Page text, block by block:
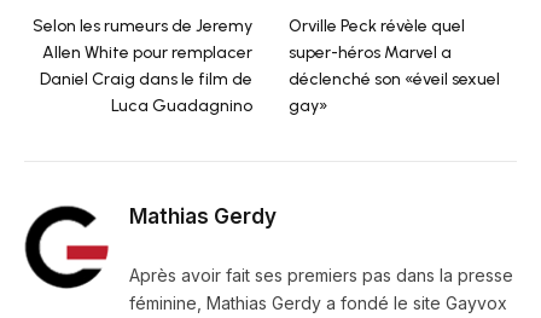
Selon les rumeurs de Jeremy
Allen White pour remplacer
Daniel Craig dans le film de
Luca Guadagnino
Orville Peck révèle quel
super-héros Marvel a
déclenché son «éveil sexuel
gay»
Mathias Gerdy
Après avoir fait ses premiers pas dans la presse
féminine, Mathias Gerdy a fondé le site Gayvox